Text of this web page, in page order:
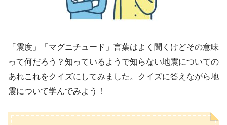
「震度」「マグニチュード」言葉はよく聞くけどその意味
って何だろう？知っているようで知らない地震についての
あれこれをクイズにしてみました。クイズに答えながら地
震について学んでみよう！